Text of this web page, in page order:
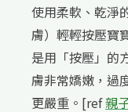
使用柔軟、乾淨
膚）輕輕按壓寶
是用「按壓」的
膚非常嬌嫩，過
更嚴重。[ref親